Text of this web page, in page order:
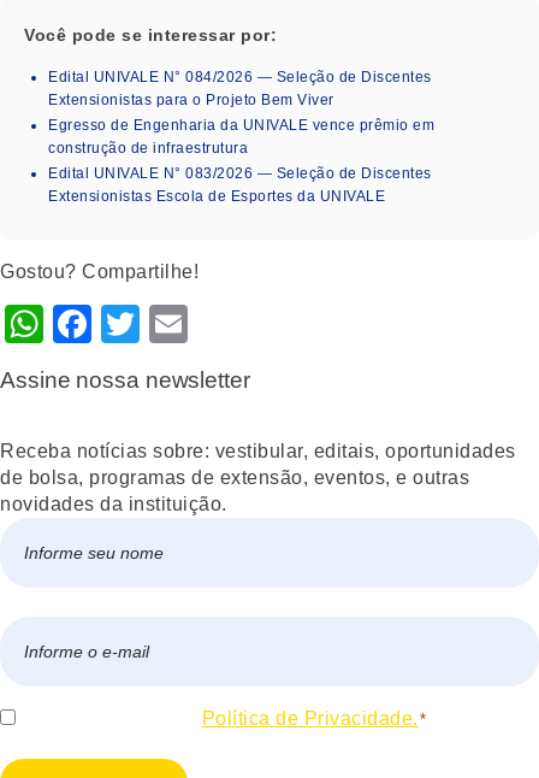
Você pode se interessar por:
Edital UNIVALE N° 084/2026 — Seleção de Discentes
Extensionistas para o Projeto Bem Viver
Egresso de Engenharia da UNIVALE vence prêmio em
construção de infraestrutura
Edital UNIVALE N° 083/2026 — Seleção de Discentes
Extensionistas Escola de Esportes da UNIVALE
Gostou? Compartilhe!
WhatsApp
Facebook
Twitter
Assine nossa newsletter
Receba notícias sobre: vestibular, editais, oportunidades
de bolsa, programas de extensão, eventos, e outras
novidades da instituição.
mail
Consentir Política de Privacidade. *